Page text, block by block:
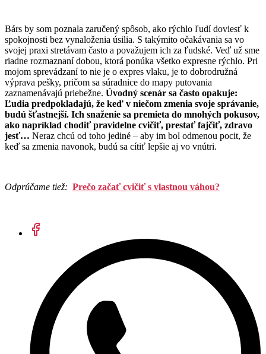
Bárs by som poznala zaručený spôsob, ako rýchlo ľudí doviesť k
spokojnosti bez vynaloženia úsilia. S takýmito očakávania sa vo
svojej praxi stretávam často a považujem ich za ľudské. Veď už sme
riadne rozmaznaní dobou, ktorá ponúka všetko expresne rýchlo. Pri
mojom sprevádzaní to nie je o expres vlaku, je to dobrodružná
výprava pešky, pričom sa súradnice do mapy putovania
zaznamenávajú priebežne. Úvodný scenár sa často opakuje:
Ľudia predpokladajú, že keď v niečom zmenia svoje správanie,
budú šťastnejší. Ich snaženie sa premieta do mnohých pokusov,
ako napríklad chodiť pravidelne cvičiť, prestať fajčiť, zdravo
jesť… Neraz chcú od toho jediné – aby im bol odmenou pocit, že
keď sa zmenia navonok, budú sa cítiť lepšie aj vo vnútri.
Odprúčame tiež: Prečo začať cvičiť s vlastnou váhou?